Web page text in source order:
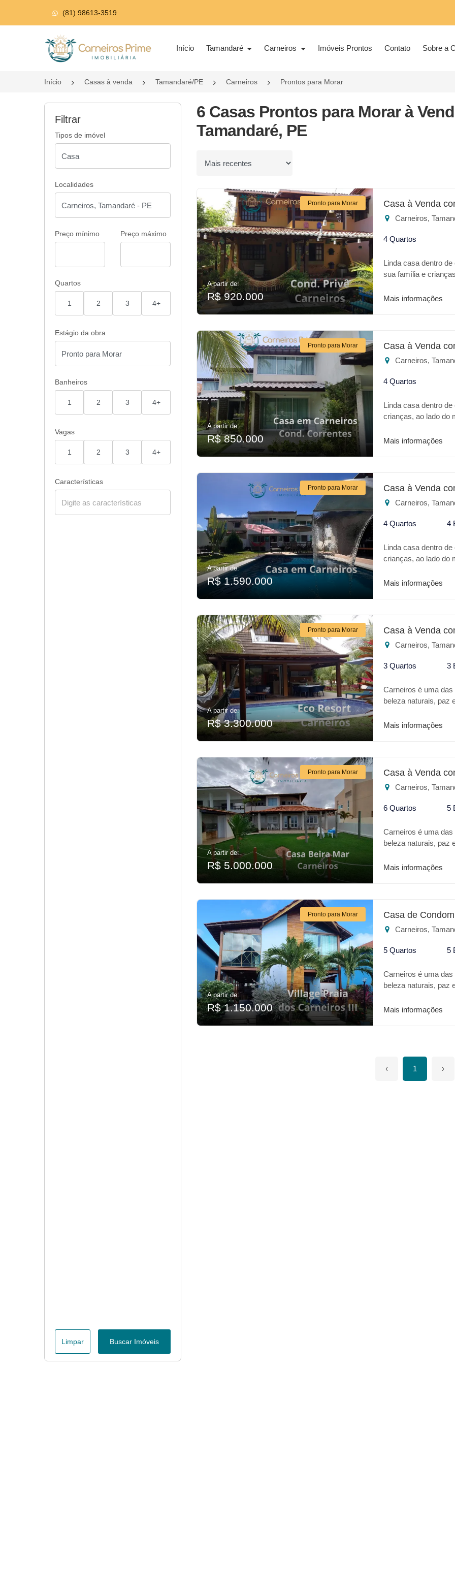
(81) 98613-3519
Página inicial
Início Tamandaré Carneiros Imóveis Prontos Contato Sobre a
Início Casas à venda Tamandaré/PE Carneiros Prontos para Morar
Filtrar
Tipos de imóvel
Localidades
Preço mínimo Preço máximo
Quartos
1 2 3 4+
Estágio da obra
Banheiros
1 2 3 4+
Vagas
1 2 3 4+
Características
Limpar Buscar Imóveis
6 Casas Prontos para Morar à
Tamandaré, PE
Ordenar por
Pronto para Morar
A partir de:
R$ 920.000
Casa à Venda
Carneiros,
4 Quartos
Linda casa dentro
sua família e
gourmet, uma bela
Mais informações
Pronto para Morar
A partir de:
R$ 850.000
Casa à Venda
Carneiros,
4 Quartos
Linda casa dentro
crianças, ao lado do
varanda , sala dois
Mais informações
Pronto para Morar
A partir de:
R$ 1.590.000
Casa à Venda
Carneiros,
4 Quartos 4
Linda casa dentro
crianças, ao lado do
varanda , sala dois
Mais informações
Pronto para Morar
A partir de:
R$ 3.300.000
Casa à Venda
Carneiros,
3 Quartos 3
Carneiros é uma
beleza naturais, paz
todo conforto de um
de jogos * Espaço
* Quadra
Para o seu lazer ou
Mais informações
Pronto para Morar
A partir de:
R$ 5.000.000
Casa à Venda
Carneiros,
6 Quartos 5
Carneiros é uma
beleza naturais, paz
todo conforto,
e hidromassagem, 2
casa tem
copa, despensa,
vagas de garagem.
Mais informações
Pronto para Morar
A partir de:
R$ 1.150.000
Casa de
Carneiros,
5 Quartos 5
Carneiros é uma
beleza naturais, paz
casa de praia com
Mais informações
‹ 1 ›